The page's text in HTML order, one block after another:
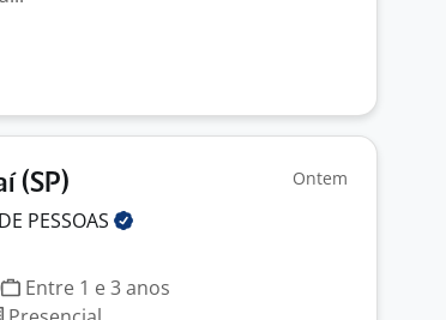
(SP) Ontem
PESSOAS
Entre 1 e 3 anos